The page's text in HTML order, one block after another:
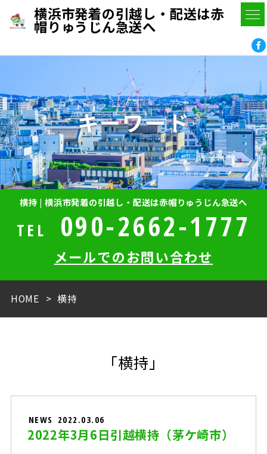
横浜市発着の引越し・配送は赤
帽りゅうじん急送へ
キーワード
横持 | 横浜市発着の引越し・配送は赤帽りゅうじん急送へ
TEL 090-2662-1777
メールでのお問い合わせ
HOME 横持
「横持」
NEWS 2022.03.06
2022年3月6日引越横持（茅ケ崎市）